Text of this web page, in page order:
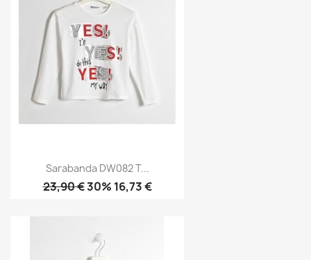
Sarabanda DW082 T...
23,90 €30% 16,73 €